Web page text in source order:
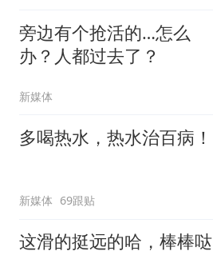
旁边有个抢活的…怎么
办？人都过去了？
新媒体
多喝热水，热水治百病！
新媒体 69跟贴
这滑的挺远的哈，棒棒哒